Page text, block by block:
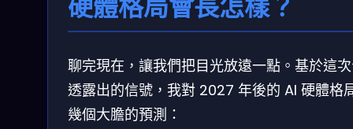
聊完現在，讓我們把目光放遠一點。基於這
透露出的信號，我對 2027 年後的 AI 硬體格
幾個大膽的預測：